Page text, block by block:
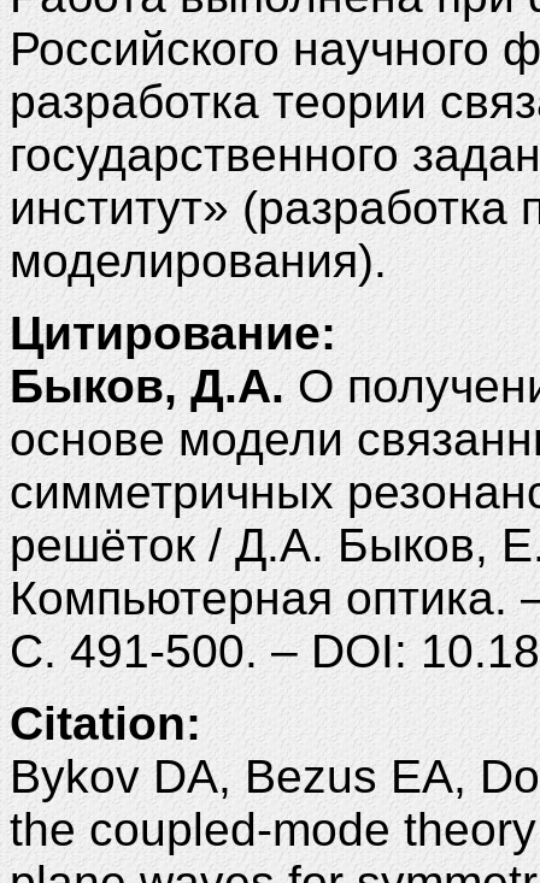
Российского научного
разработка теории
государственного
институт»
моделирования).
Цитирование:
Быков, Д.А. О
основе модели
симметричных
решёток / Д.А. Быков,
Компьютерная
С. 491-500. – DOI:
Citation:
Bykov DA, Bezus EA,
the coupled-mode